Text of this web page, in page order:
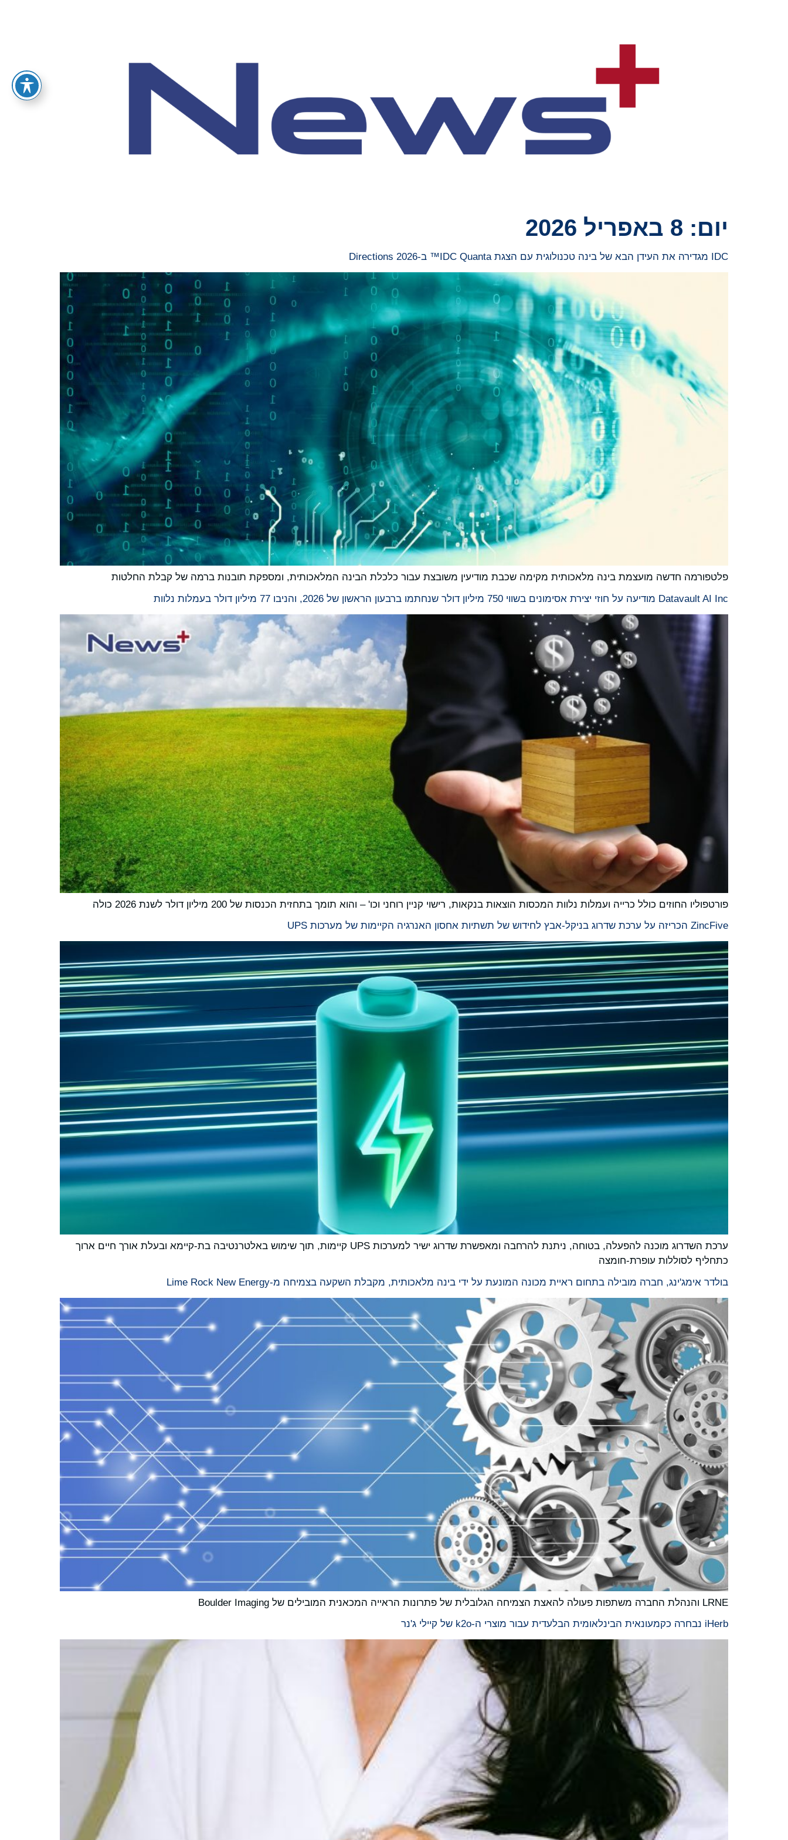
יום: 8 באפריל 2026
IDC מגדירה את העידן הבא של בינה טכנולוגית עם הצגת IDC Quanta™ ב-Directions 2026
פלטפורמה חדשה מועצמת בינה מלאכותית מקימה שכבת מודיעין משובצת עבור כלכלת הבינה המלאכותית, ומספקת תובנות ברמה של קבלת החלטות
Datavault AI Inc מודיעה על חוזי יצירת אסימונים בשווי 750 מיליון דולר שנחתמו ברבעון הראשון של 2026, והניבו 77 מיליון דולר בעמלות נלוות
פורטפוליו החוזים כולל כרייה ועמלות נלוות המכסות הוצאות בנקאות, רישוי קניין רוחני וכו' – והוא תומך בתחזית הכנסות של 200 מיליון דולר לשנת 2026 כולה
ZincFive הכריזה על ערכת שדרוג בניקל-אבץ לחידוש של תשתיות אחסון האנרגיה הקיימות של מערכות UPS
ערכת השדרוג מוכנה להפעלה, בטוחה, ניתנת להרחבה ומאפשרת שדרוג ישיר למערכות UPS קיימות, תוך שימוש באלטרנטיבה בת-קיימא ובעלת אורך חיים ארוך
כתחליף לסוללות עופרת-חומצה
בולדר אימג'ינג, חברה מובילה בתחום ראיית מכונה המונעת על ידי בינה מלאכותית, מקבלת השקעה בצמיחה מ-Lime Rock New Energy
LRNE והנהלת החברה משתפות פעולה להאצת הצמיחה הגלובלית של פתרונות הראייה המכאנית המובילים של Boulder Imaging
iHerb נבחרה כקמעונאית הבינלאומית הבלעדית עבור מוצרי ה-k2o של קיילי ג'נר